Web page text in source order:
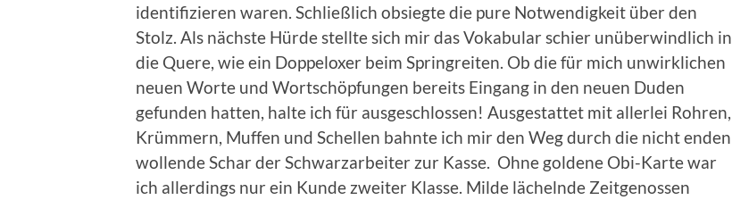
identifizieren waren. Schließlich obsiegte die pure Notwendigkeit über den
Stolz. Als nächste Hürde stellte sich mir das Vokabular schier unüberwindlich in
die Quere, wie ein Doppeloxer beim Springreiten. Ob die für mich unwirklichen
neuen Worte und Wortschöpfungen bereits Eingang in den neuen Duden
gefunden hatten, halte ich für ausgeschlossen! Ausgestattet mit allerlei Rohren,
Krümmern, Muffen und Schellen bahnte ich mir den Weg durch die nicht enden
wollende Schar der Schwarzarbeiter zur Kasse. Ohne goldene Obi-Karte war
ich allerdings nur ein Kunde zweiter Klasse. Milde lächelnde Zeitgenossen